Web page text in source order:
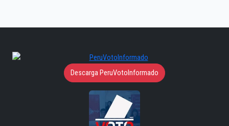
Descarga PeruVotoInformado